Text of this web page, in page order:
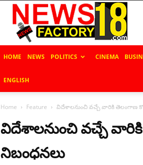
News
Factory
18
HOME NEWS POLITICS CINEMA
ENGLISH
Home Feature విదేశాలనుంచి వచ్చే వారికి తెలంగాణ
విదేశాలనుంచి వచ్చే
నిబంధనలు